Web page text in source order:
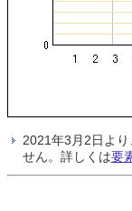
2021年3月2日よ
せん。詳しくは要